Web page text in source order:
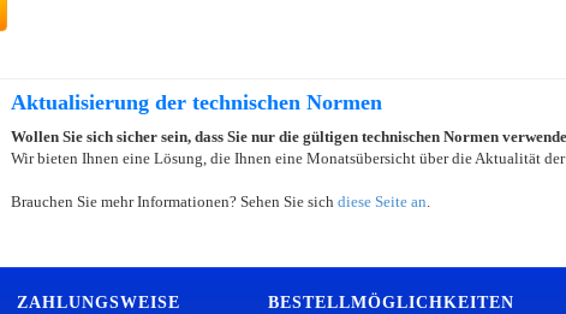
Aktualisierung der technischen Normen
Wollen Sie sich sicher sein, dass Sie nur die gültigen technischen Normen
Wir bieten Ihnen eine Lösung, die Ihnen eine Monatsübersicht über die Aktualität
Brauchen Sie mehr Informationen? Sehen Sie sich diese Seite an.
ZAHLUNGSWEISE BESTELLMÖGLICHKEITEN